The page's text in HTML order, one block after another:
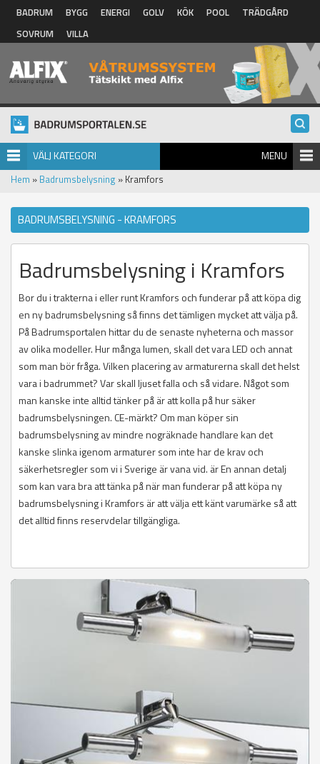
Hoppa till huvudinnehåll
BADRUM BYGG ENERGI GOLV KÖK POOL
TRÄDGÅRD
SOVRUM
VILLA
VÄLJ KATEGORI MENU
Hem » Badrumsbelysning » Kramfors
BADRUMSBELYSNING - KRAMFORS
Badrumsbelysning i Kramfors
Bor du i trakterna i eller runt Kramfors och funderar på att köpa dig
en ny badrumsbelysning så finns det tämligen mycket att välja på.
På Badrumsportalen hittar du de senaste nyheterna och massor
av olika modeller. Hur många lumen, skall det vara LED och annat
som man bör fråga. Vilken placering av armaturerna skall det helst
vara i badrummet? Var skall ljuset falla och så vidare. Något som
man kanske inte alltid tänker på är att kolla på hur säker
badrumsbelysningen. CE-märkt? Om man köper sin
badrumsbelysning av mindre nogräknade handlare kan det
kanske slinka igenom armaturer som inte har de krav och
säkerhetsregler som vi i Sverige är vana vid. är En annan detalj
som kan vara bra att tänka på när man funderar på att köpa ny
badrumsbelysning i Kramfors är att välja ett känt varumärke så att
det alltid finns reservdelar tillgängliga.